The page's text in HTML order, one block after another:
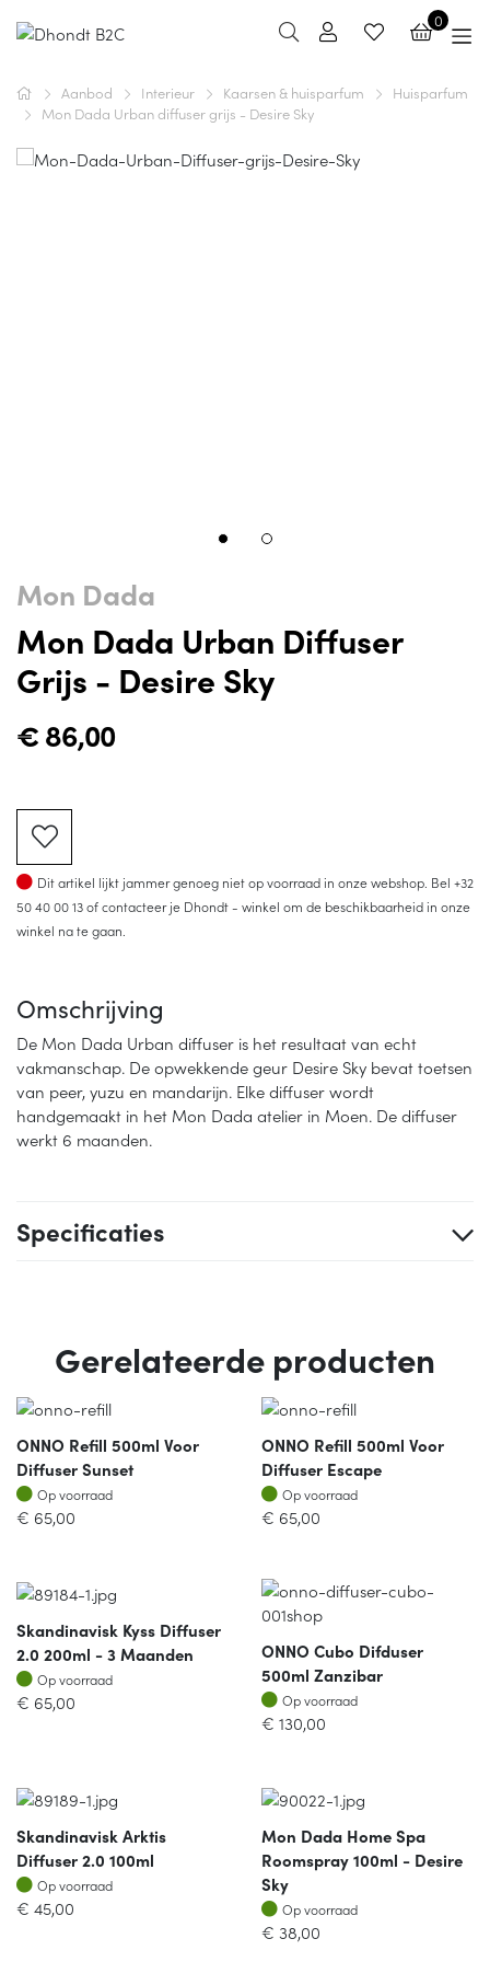
0
Aanbod Interieur Kaarsen & huisparfum
Huisparfum
Mon Dada Urban diffuser grijs - Desire Sky
Mon Dada
Mon Dada Urban Diffuser
Grijs - Desire Sky
€86,00
Op voorraad
Dit artikel lijkt jammer genoeg niet op voorraad in onze webshop. Bel +32
50 40 00 13of contacteer je Dhondt - winkel om de beschikbaarheid in onze
winkel na te gaan.
Omschrijving
De Mon Dada Urban diffuser is het resultaat van echt
vakmanschap. De opwekkende geur Desire Sky bevat toetsen
van peer, yuzu en mandarijn. Elke diffuser wordt
handgemaakt in het Mon Dada atelier in Moen. De diffuser
werkt 6 maanden.
Specificaties
Gerelateerde producten
ONNO Refill 500ml Voor
Diffuser Sunset
Op voorraad
Op voorraad
€ 65,00
ONNO Refill 500ml Voor
Diffuser Escape
Op voorraad
Op voorraad
€ 65,00
Skandinavisk Kyss Diffuser
2.0 200ml - 3 Maanden
Op voorraad
Op voorraad
€ 65,00
ONNO Cubo Difduser
500ml Zanzibar
Op voorraad
Op voorraad
€ 130,00
Skandinavisk Arktis
Diffuser 2.0 100ml
Op voorraad
Op voorraad
€ 45,00
Mon Dada Home Spa
Roomspray 100ml - Desire
Sky
Op voorraad
Op voorraad
€ 38,00